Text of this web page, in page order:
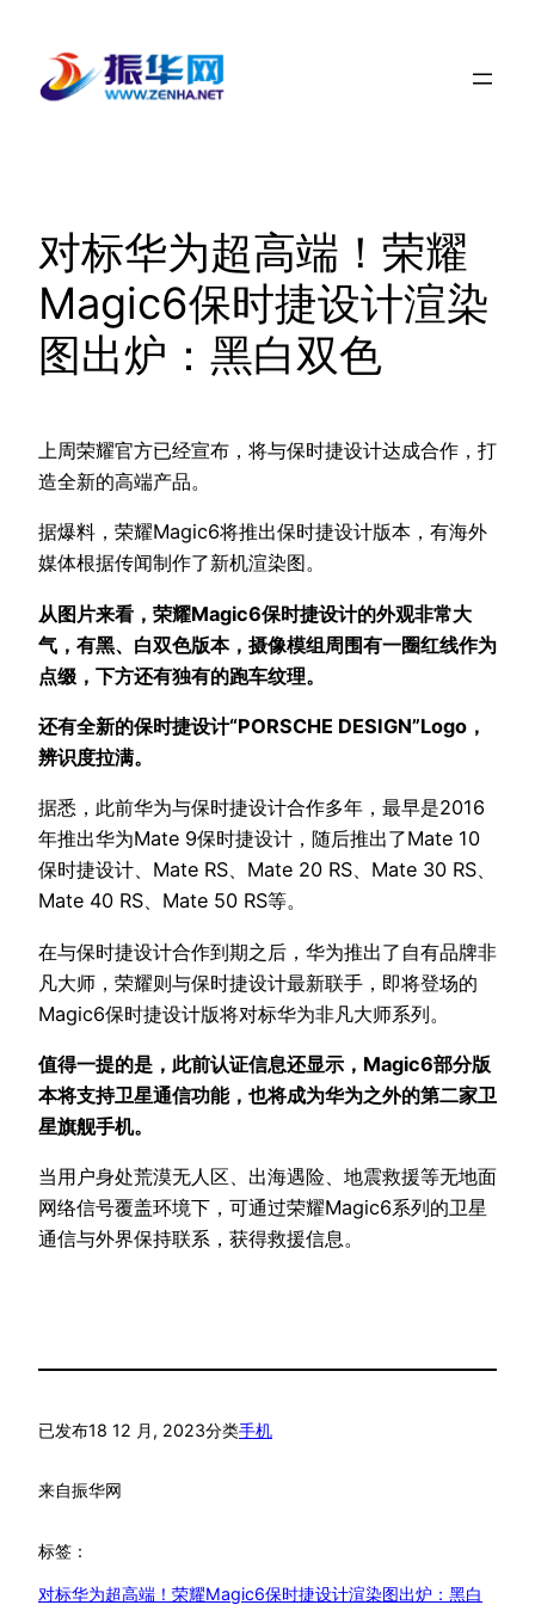
对标华为超高端！荣耀
Magic6保时捷设计渲染
图出炉：黑白双色
上周荣耀官方已经宣布，将与保时捷设计达成合作，打
造全新的高端产品。
据爆料，荣耀Magic6将推出保时捷设计版本，有海外
媒体根据传闻制作了新机渲染图。
从图片来看，荣耀Magic6保时捷设计的外观非常大
气，有黑、白双色版本，摄像模组周围有一圈红线作为
点缀，下方还有独有的跑车纹理。
还有全新的保时捷设计“PORSCHE DESIGN”Logo，
辨识度拉满。
据悉，此前华为与保时捷设计合作多年，最早是2016
年推出华为Mate 9保时捷设计，随后推出了Mate 10
保时捷设计、Mate RS、Mate 20 RS、Mate 30 RS、
Mate 40 RS、Mate 50 RS等。
在与保时捷设计合作到期之后，华为推出了自有品牌非
凡大师，荣耀则与保时捷设计最新联手，即将登场的
Magic6保时捷设计版将对标华为非凡大师系列。
值得一提的是，此前认证信息还显示，Magic6部分版
本将支持卫星通信功能，也将成为华为之外的第二家卫
星旗舰手机。
当用户身处荒漠无人区、出海遇险、地震救援等无地面
网络信号覆盖环境下，可通过荣耀Magic6系列的卫星
通信与外界保持联系，获得救援信息。
已发布18 12 月, 2023分类手机
来自振华网
标签：
对标华为超高端！荣耀Magic6保时捷设计渲染图出炉：黑白